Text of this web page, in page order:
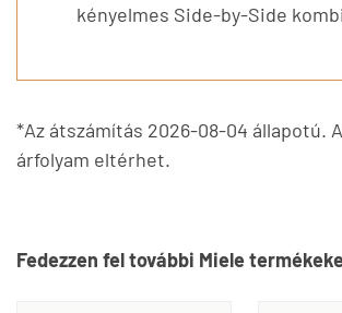
kényelmes Side-by-Side
*Az átszámítás 2026-08-04 állapotú.
árfolyam eltérhet.
Fedezzen fel további Miele